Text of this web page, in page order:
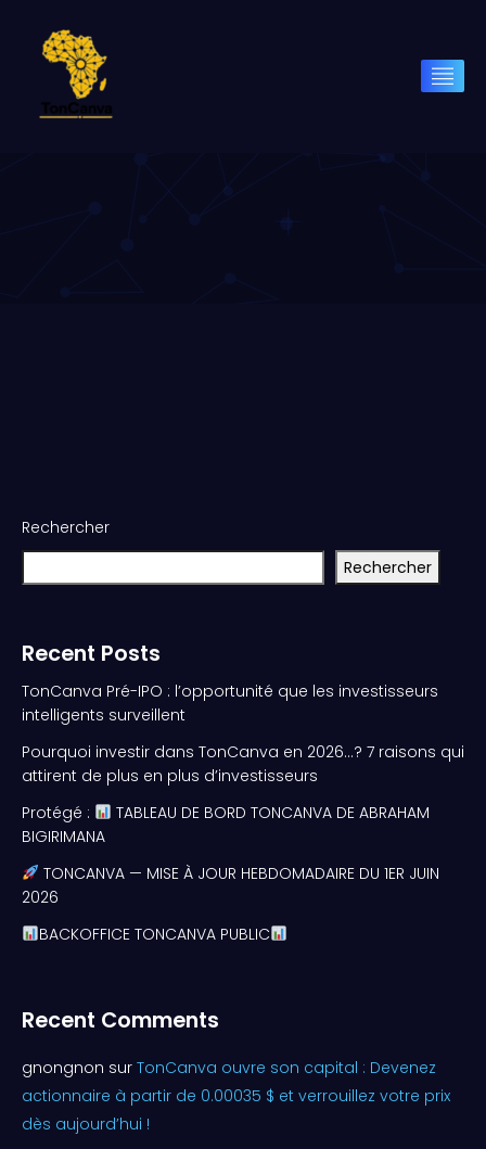
Rechercher
Rechercher
Recent Posts
TonCanva Pré-IPO : l’opportunité que les investisseurs
intelligents surveillent
Pourquoi investir dans TonCanva en 2026…? 7 raisons qui
attirent de plus en plus d’investisseurs
Protégé :
TABLEAU DE BORD TONCANVA DE ABRAHAM
BIGIRIMANA
TONCANVA — MISE À JOUR HEBDOMADAIRE DU 1ER JUIN
2026
BACKOFFICE TONCANVA PUBLIC
Recent Comments
gnongnon sur TonCanva ouvre son capital : Devenez
actionnaire à partir de 0.00035 $ et verrouillez votre prix
dès aujourd’hui !